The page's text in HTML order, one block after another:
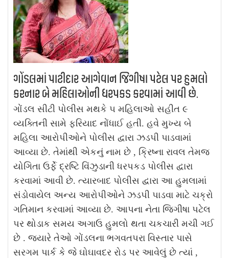
ગોંડલમાં પાટીદાર આગેવાન જિગીષા પટેલ પર હુમલો
કરનાર બે મહિલાઓની ધરપકડ કરવામાં આવી છે.
ગોંડલ સીટી પોલીસ મથકે ૫ મહિલાઓ સહીત ૯
વ્યક્તિની સામે ફરિયાદ નોંધાઈ હતી. હવે મુખ્ય બે
મહિલા આરોપીઓને પોલીસ દ્વારા ઝડપી પાડવામાં
આવ્યા છે. તેમાંથી એકનું નામ છે , ક્રિષ્ના રાવલ તેમજ
યોગિતા ઉર્ફે દ્રષ્ટિ વિંઝુડાની ધરપકડ પોલીસ દ્વારા
કરવામાં આવી છે. ત્યારબાદ પોલીસ દ્વારા આ હુમલામાં
સંડોવાયેલ અન્ય આરોપીઓને ઝડપી પાડવા માટે ચક્રો
ગતિમાન કરવામાં આવ્યા છે. આપના નેતા જિગીષા પટેલ
પર થોડાક સમય અગાઉ હુમલો થતા ચકચારી મચી ગઈ
છે . જયારે તેઓ ગોંડલના ભગવતપરા વિસ્તાર પાસે
સરગમ પાર્ક કે જે ઘોઘાવદર રોડ પર આવેલું છે ત્યાં ,